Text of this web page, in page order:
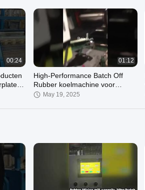
00:24 01:12
High-Performance Batch Off
Rubber koelmachine voor
rubber menglijn
May 19, 2025
5
De elektrische Aandrijvingspartij
van Rubber Koelmachine 3-35